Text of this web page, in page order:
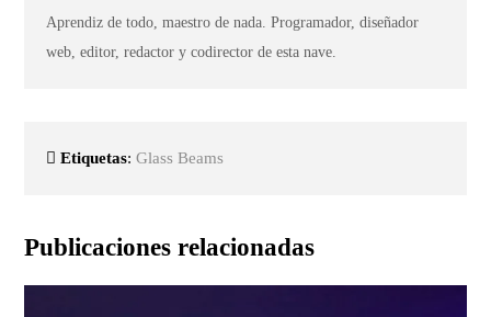
Aprendiz de todo, maestro de nada. Programador, diseñador
web, editor, redactor y codirector de esta nave.
Etiquetas:Glass Beams
Publicaciones relacionadas